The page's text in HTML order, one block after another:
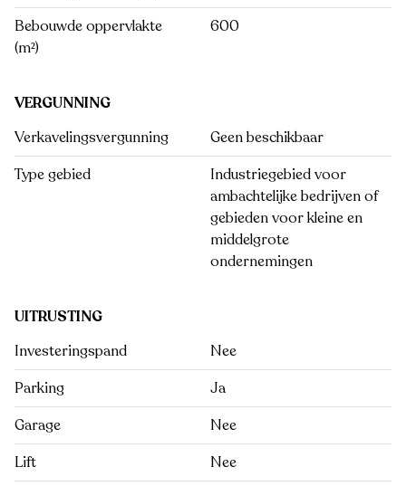
Bebouwde oppervlakte
(m²)
600
VERGUNNING
Verkavelingsvergunning
Geen beschikbaar
Type gebied
Industriegebied voor
ambachtelijke bedrijven of
gebieden voor kleine en
middelgrote
ondernemingen
UITRUSTING
Investeringspand
Nee
Parking
Ja
Garage
Nee
Lift
Nee